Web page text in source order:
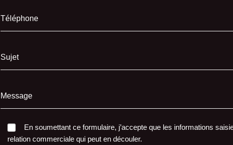
Téléphone
Sujet
Message
En soumettant ce formulaire, j’accepte que les informations
relation commerciale qui peut en découler.